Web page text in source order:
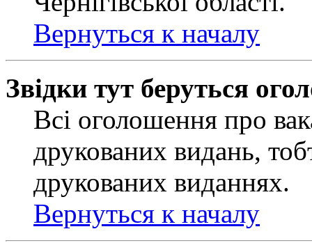
Вернуться к началу
Звідки тут беруться
Всі оголошення про
друкованих видань,
друкованих виданнях.
Вернуться к началу